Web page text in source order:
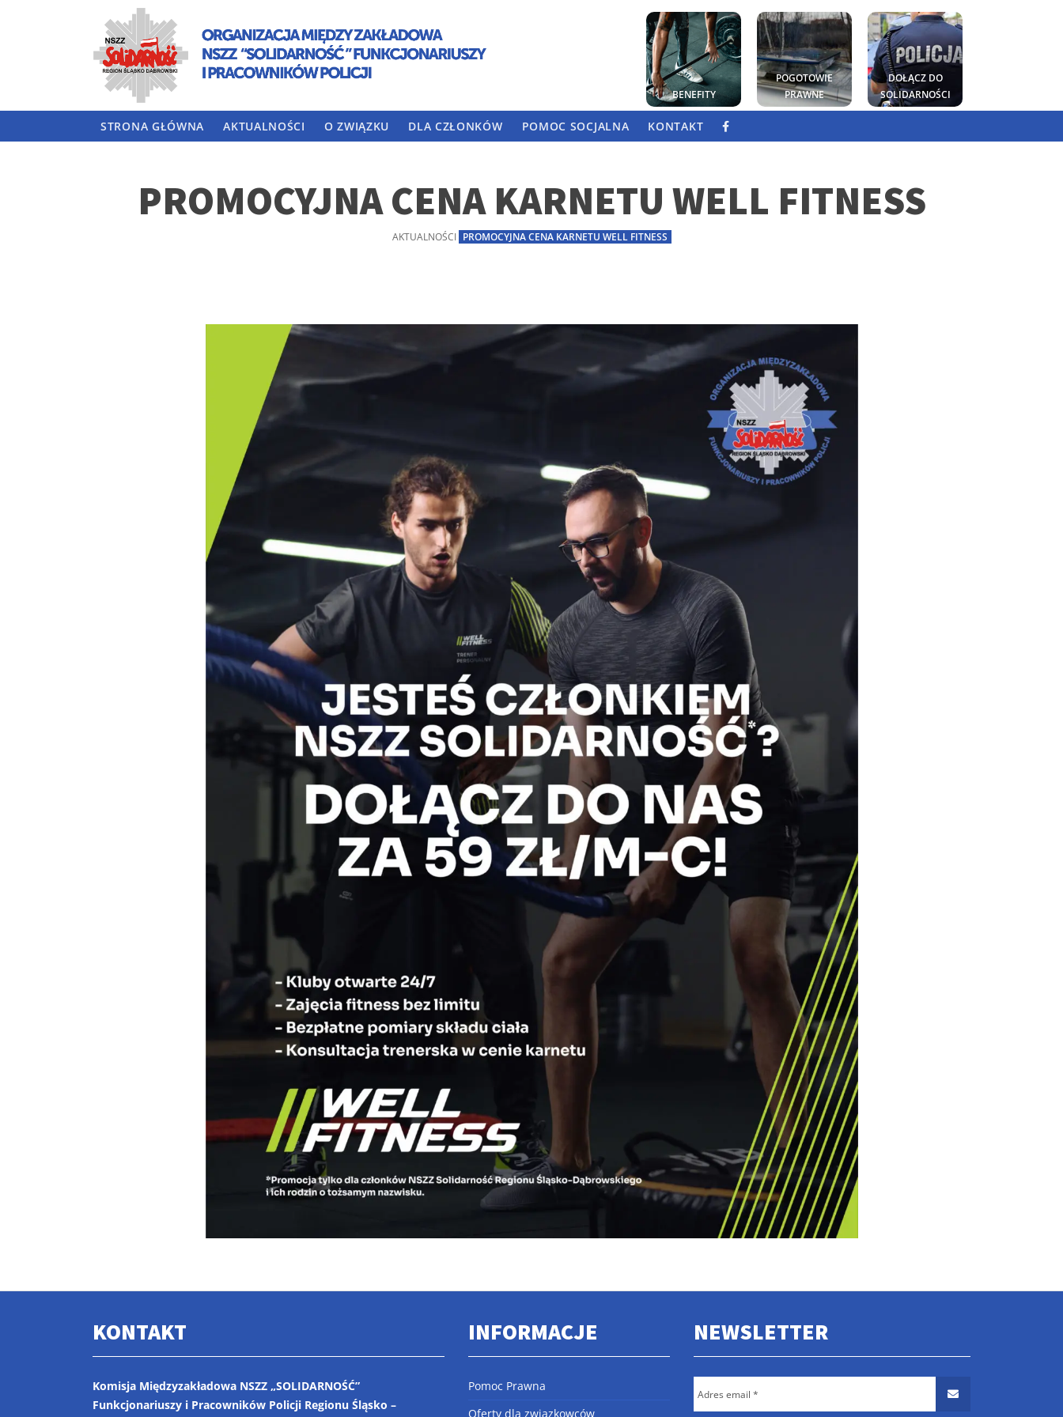
BENEFITY
POGOTOWIE
PRAWNE
DOŁĄCZ DO
SOLIDARNOŚCI
STRONA GŁÓWNA AKTUALNOŚCI O ZWIĄZKU DLA CZŁONKÓW POMOC SOCJALNA KONTAKT
PROMOCYJNA CENA KARNETU WELL FITNESS
AKTUALNOŚCI PROMOCYJNA CENA KARNETU WELL FITNESS
KONTAKT
Komisja Międzyzakładowa NSZZ „SOLIDARNOŚĆ”
Funkcjonariuszy i Pracowników Policji Regionu Śląsko –
INFORMACJE
Pomoc Prawna
Oferty dla związkowców
NEWSLETTER